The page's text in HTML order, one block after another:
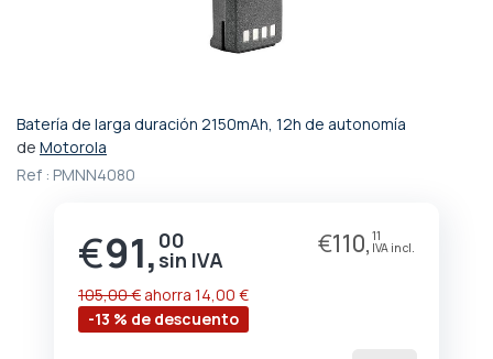
Batería de larga duración 2150mAh, 12h de autonomía
de Motorola
Ref : PMNN4080
Precio
especial
€91, 00 €110, 11
-13 % de descuento
105,00 € ahorra 14,00 €
Saltar
al
comienzo
imágenes